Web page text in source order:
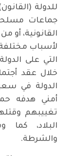
للدولة
جماعات
القانونية، أو
لأسباب
التي على
خلال عقد
الدولة في
أمني هدفه
تغييبهم
البلاد،
والشرطة.